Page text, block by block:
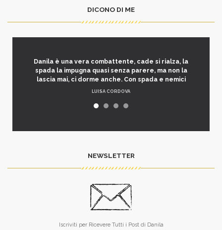
DICONO DI ME
Danila è una vera combattente, cade si rialza, la
spada la impugna quasi senza parere, ma non la
lascia mai, ci dorme anche. Con spada e nemici
LUISA CORDOVA
NEWSLETTER
Iscriviti per Ricevere Tutti i Post di Danila